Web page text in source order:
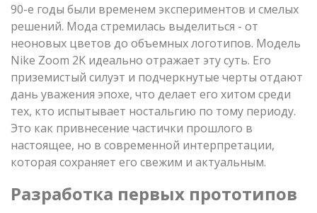
90-е годы были временем экспериментов и смелых
решений. Мода стремилась выделиться - от
неоновых цветов до объемных логотипов. Модель
Nike Zoom 2K идеально отражает эту суть. Его
приземистый силуэт и подчеркнутые черты отдают
дань уважения эпохе, что делает его хитом среди
тех, кто испытывает ностальгию по тому периоду.
Это как привнесение частички прошлого в
настоящее, но в современной интерпретации,
которая сохраняет его свежим и актуальным.
Разработка первых прототипов